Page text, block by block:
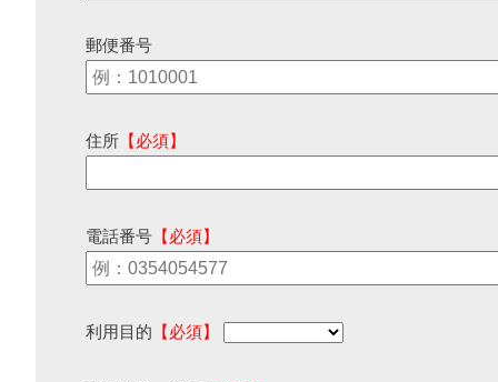
郵便番号
住所 【必須】
電話番号 【必須】
利用目的 【必須】